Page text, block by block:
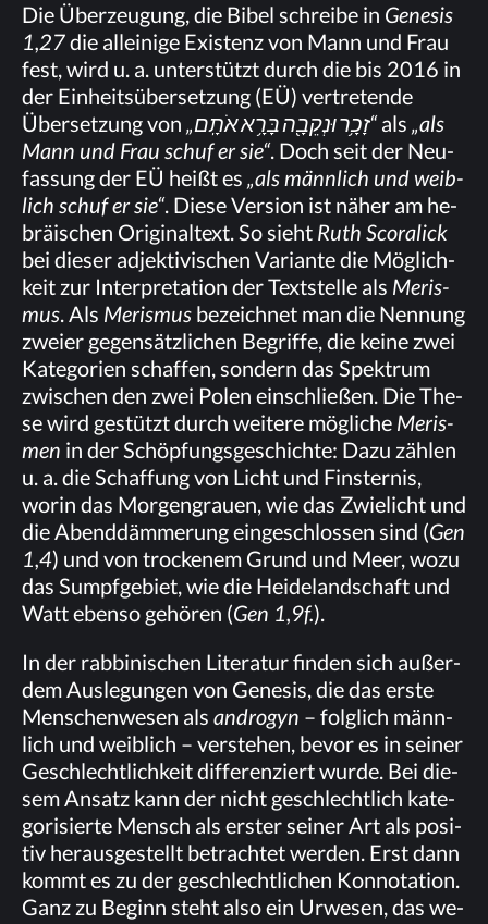
Die Über­zeu­gung, die Bi­bel schrei­be in Ge­ne­sis
1,27die al­lei­ni­ge Exis­tenz von Mann und Frau
fest, wird u. a. un­ter­stützt durch die bis 2016 in
der Ein­heits­über­set­zung (EÜ) ver­tre­ten­de
Über­set­zung von „ זָכָ֥רוּנְקֵבָ֖הבָּרָ֥אאֹתָֽם “als „als
Mann und Frau schuf er sie“. Doch seit der Neu­
fas­sung der EÜ heißt es „als männ­lich und weib­
lich schuf er sie“. Die­se Ver­si­on ist nä­her am he­
bräi­schen Ori­gi­nal­text. So sieht Ruth Sco­ralick
bei die­ser ad­jek­ti­vi­schen Va­ri­an­te die Mög­lich­
keit zur In­ter­pre­ta­ti­on der Text­stel­le als Me­ris­
mus. Als Me­ris­musbe­zeich­net man die Nen­nung
zwei­er ge­gen­sätz­li­chen Be­grif­fe, die kei­ne zwei
Ka­te­go­rien schaf­fen, son­dern das Spek­trum
zwi­schen den zwei Po­len ein­schlie­ßen. Die The­
se wird ge­stützt durch wei­te­re mög­li­che Me­ris­
men in der Schöp­fungs­ge­schich­te: Dazu zäh­len
u. a. die Schaf­fung von Licht und Fins­ter­nis,
wor­in das Mor­gen­grau­en, wie das Zwie­licht und
die Abend­däm­me­rung ein­ge­schlos­sen sind (Gen
1,4) und von tro­cke­nem Grund und Meer, wozu
das Sumpf­ge­biet, wie die Hei­de­land­schaft und
Watt eben­so ge­hö­ren (Gen 1,9f.).
In der rab­bi­ni­schen Li­te­ra­tur fin­den sich au­ßer­
dem Aus­le­gun­gen von Ge­ne­sis, die das ers­te
Men­schen­we­sen als an­dro­gyn – folg­lich männ­
lich und weib­lich – ver­ste­hen, be­vor es in sei­ner
Ge­schlecht­lich­keit dif­fe­ren­ziert wur­de. Bei die­
sem An­satz kann der nicht ge­schlecht­lich ka­te­
go­ri­sier­te Mensch als ers­ter sei­ner Art als po­si­
tiv her­aus­ge­stellt be­trach­tet wer­den. Erst dann
kommt es zu der ge­schlecht­li­chen Kon­no­ta­ti­on.
Ganz zu Be­ginn steht also ein Ur­we­sen, das we­